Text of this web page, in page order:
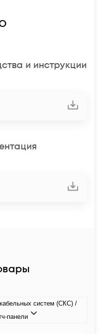
и инструкции
систем (СКС) /
панели